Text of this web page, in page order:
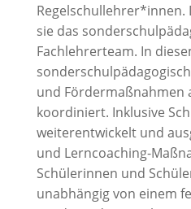
sie das
Fachlehrerteam. In
und Fördermaßnahmen
koordiniert. Inklusive
weiterentwickelt und
und Lerncoaching-
Schülerinnen und
unabhängig von einem